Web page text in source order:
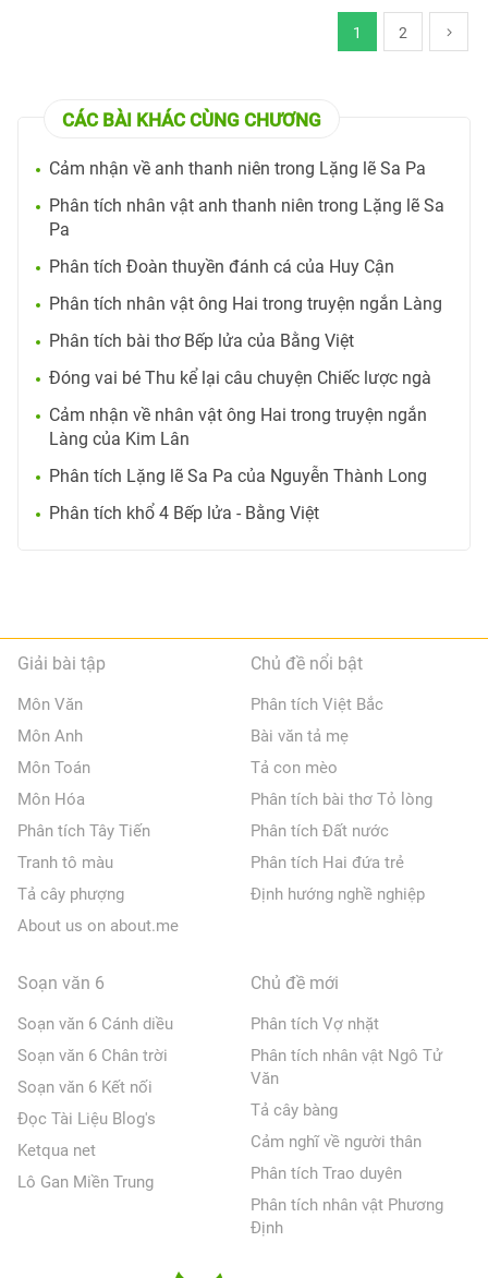
1 2
CÁC BÀI KHÁC CÙNG CHƯƠNG
Cảm nhận về anh thanh niên trong Lặng lẽ Sa Pa
Phân tích nhân vật anh thanh niên trong Lặng lẽ Sa
Pa
Phân tích Đoàn thuyền đánh cá của Huy Cận
Phân tích nhân vật ông Hai trong truyện ngắn Làng
Phân tích bài thơ Bếp lửa của Bằng Việt
Đóng vai bé Thu kể lại câu chuyện Chiếc lược ngà
Cảm nhận về nhân vật ông Hai trong truyện ngắn
Làng của Kim Lân
Phân tích Lặng lẽ Sa Pa của Nguyễn Thành Long
Phân tích khổ 4 Bếp lửa - Bằng Việt
Giải bài tập
Môn Văn
Môn Anh
Môn Toán
Môn Hóa
Phân tích Tây Tiến
Tranh tô màu
Tả cây phượng
About us on about.me
Chủ đề nổi bật
Phân tích Việt Bắc
Bài văn tả mẹ
Tả con mèo
Phân tích bài thơ Tỏ lòng
Phân tích Đất nước
Phân tích Hai đứa trẻ
Định hướng nghề nghiệp
Soạn văn 6
Soạn văn 6 Cánh diều
Soạn văn 6 Chân trời
Soạn văn 6 Kết nối
Đọc Tài Liệu Blog's
Ketqua net
Lô Gan Miền Trung
Chủ đề mới
Phân tích Vợ nhặt
Phân tích nhân vật Ngô Tử
Văn
Tả cây bàng
Cảm nghĩ về người thân
Phân tích Trao duyên
Phân tích nhân vật Phương
Định